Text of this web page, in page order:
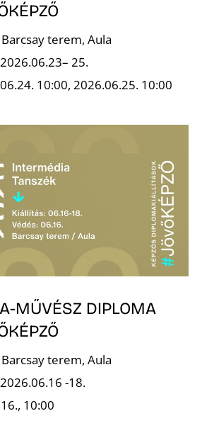
terem, Aula
25.
10:00, 2026.06.25. 10:00
MŰVÉSZ DIPLOMA
terem, Aula
-18.
10:00